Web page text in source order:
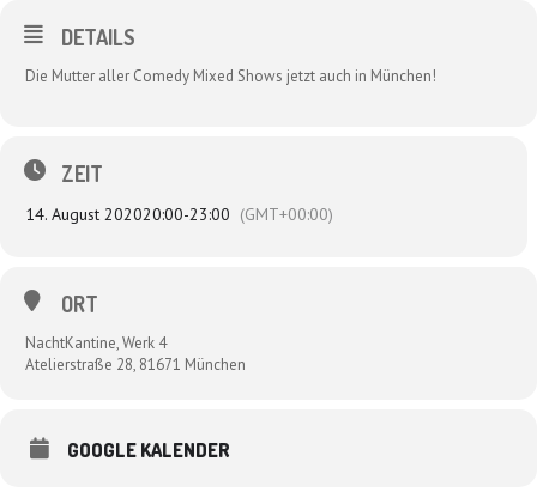
DETAILS
Die Mutter aller Comedy Mixed Shows jetzt auch in München!
ZEIT
14. August 202020:00-23:00 (GMT+00:00)
ORT
NachtKantine, Werk 4
Atelierstraße 28, 81671 München
GOOGLE KALENDER